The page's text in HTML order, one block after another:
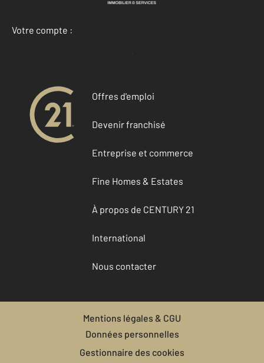
Votre compte :
Accéder à mon compte
Offres d'emploi
Devenir franchisé
Entreprise et commerce
Fine Homes & Estates
À propos de CENTURY 21
International
Nous contacter
Mentions légales & CGU
Données personnelles
Gestionnaire des cookies